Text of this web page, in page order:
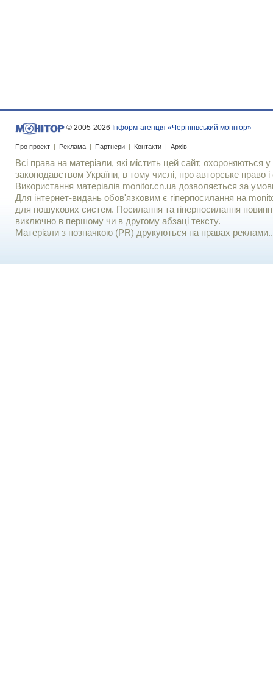
© 2005-2026 Інформ-агенція «Чернігівський монітор»
Про проект | Реклама | Партнери | Контакти | Архів
Всі права на матеріали, які містить цей сайт, охороняються у
законодавством України, в тому числі, про авторське право і
Використання матерiалiв monitor.cn.ua дозволяється за
Для iнтернет-видань обов'язковим є гiперпосилання на
для пошукових систем. Посилання та гіперпосилання
виключно в першому чи в другому абзаці тексту.
Матеріали з позначкою (PR) друкуються на правах реклами..